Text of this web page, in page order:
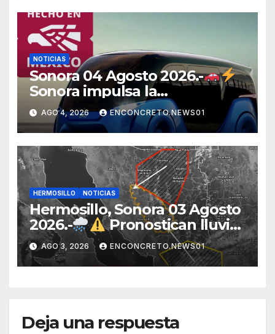
NOTICIAS
Sonora 04 Agosto 2026.-
Sonora impulsa la
electromovilidad con
«Beyond», un vehículo
eléctrico desarrollado junto al
ITH
AGO 4, 2026 ENCONCRETO.NEWS01
HERMOSILLO NOTICIAS
Hermosillo, Sonora 03 Agosto
2026.-
Pronostican lluvias
para Hermosillo esta noche;
norte de Sonora registra
mayor potencial de
AGO 3, 2026 ENCONCRETO.NEWS01
Deja una respuesta